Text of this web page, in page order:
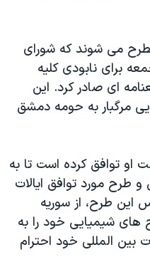
می شوند که شورای
برای نابودی کلیه
ای صادر کرد. این
مرگبار به حومه دمشق
او توافق کرده است تا به
طرح مورد توافق ایالات
این طرح، از سوریه
شیمیایی خود را به
بین المللی خود احترام